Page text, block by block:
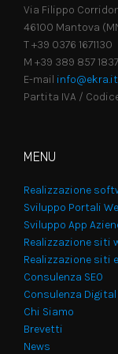
Via Filippo
46100 Mantova
T +39 0376 1671130
M +39 389 857 1837
E-mail info@ekra.it
Partita IVA /
MENU
Realizzazione
Sviluppo Portali
Sviluppo App
Realizzazione siti
Realizzazione siti
Consulenza SEO
Consulenza
Chi Siamo
Brevetti
News